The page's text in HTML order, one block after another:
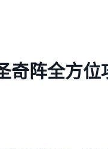
奇阵全方